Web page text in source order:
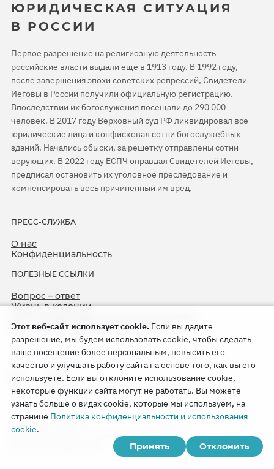
ЮРИДИЧЕСКАЯ СИТУАЦИЯ
В РОССИИ
Первое разрешение на религиозную деятельность
российские власти выдали еще в 1913 году. В 1992 году,
после завершения эпохи советских репрессий, Свидетели
Иеговы в России получили официальную регистрацию.
Впоследствии их богослужения посещали до 290 000
человек. В 2017 году Верховный суд РФ ликвидировал все
юридические лица и конфисковал сотни богослужебных
зданий. Начались обыски, за решетку отправлены сотни
верующих. В 2022 году ЕСПЧ оправдал Свидетелей Иеговы,
предписал остановить их уголовное преследование и
компенсировать весь причиненный им вред.
ПРЕСС-СЛУЖБА
О нас
Конфиденциальность
ПОЛЕЗНЫЕ ССЫЛКИ
Вопрос – ответ
Жизнь в колонии
75-я годовщина операции «Север»
Copyright © 2026
Watch Tower Bible and Tract Society of Korea.
Этот веб-сайт использует cookie. Если вы дадите
разрешение, мы будем использовать cookie, чтобы сделать
ваше посещение более персональным, повысить его
качество и улучшать работу сайта на основе того, как вы его
используете. Если вы отклоните использование cookie,
некоторые функции сайта могут не работать. Вы можете
узнать больше о видах cookie, которые мы используем, на
странице Политика конфиденциальности и использования
cookie.
Принять
Отклонить